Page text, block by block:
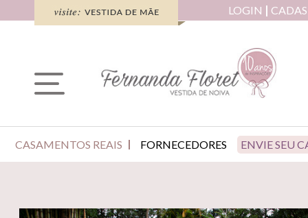
LOGIN
CASAMENTOS REAIS FORNECEDORES ENVIE SEU